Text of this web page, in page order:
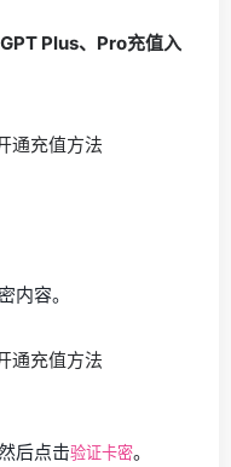
Plus、Pro充值入
内容。
后点击验证卡密。